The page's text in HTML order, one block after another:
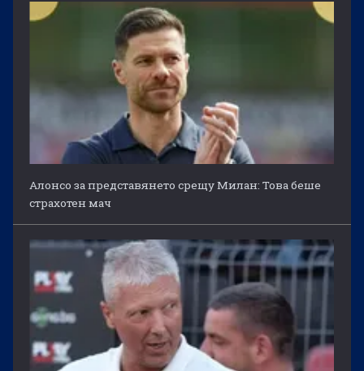
Алонсо за представянето срещу Милан: Това беше
страхотен мач